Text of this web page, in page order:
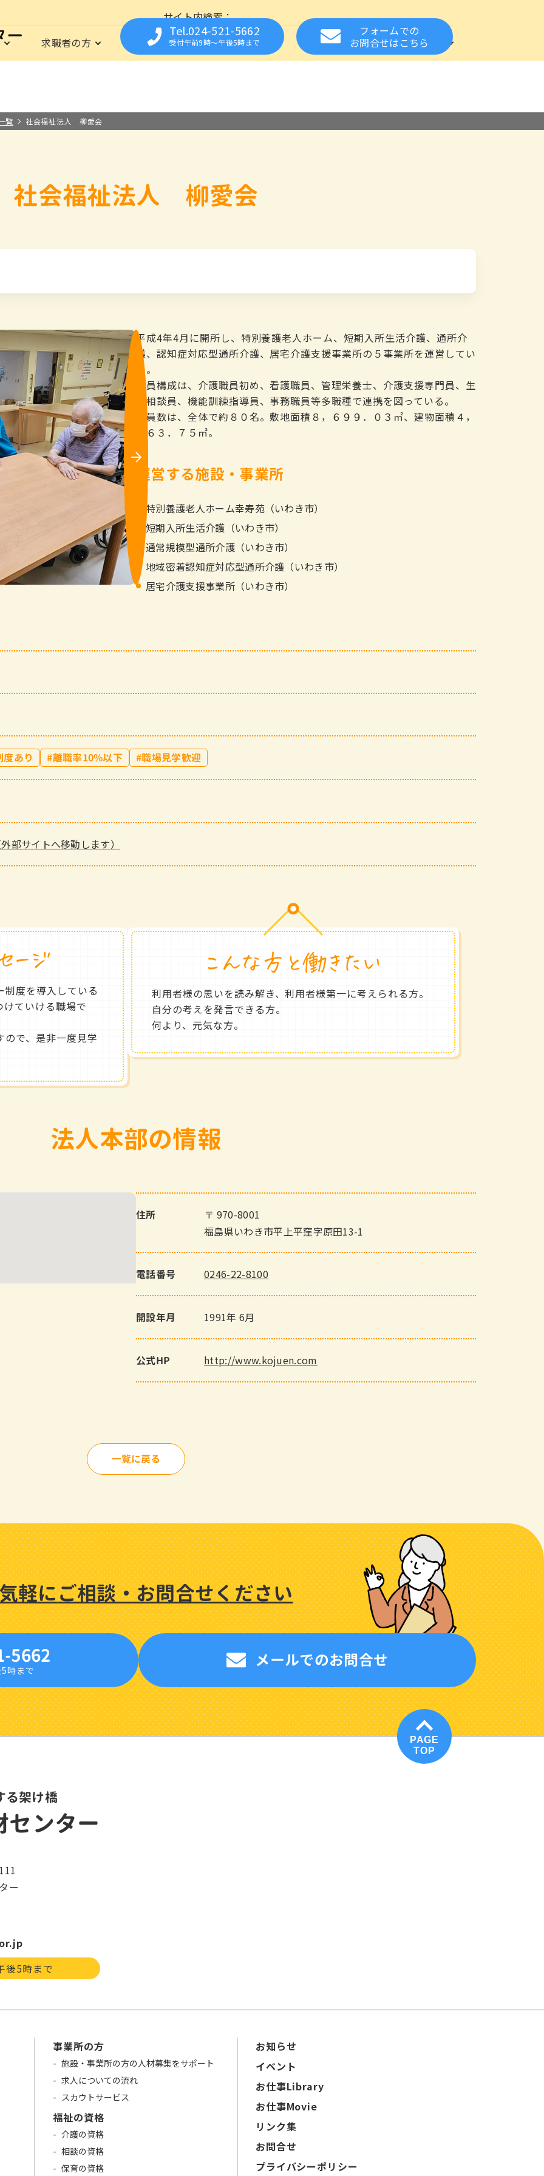
サイト内検索
お取扱い範囲について
求職者の方 福祉の資格 事業所の方 お知らせ 関連サイト
Tel.024-521-5662
受付午前9時〜午後5時まで
フォームでの
お問合せはこちら
覧 社会福祉法人 柳愛会
社会福祉法人 柳愛会
Ne
xt
平成4年4月に開所し、特別養護老人ホーム、短期入所生活介護、通所介
護、認知症対応型通所介護、居宅介護支援事業所の５事業所を運営してい
る。
職員構成は、介護職員初め、看護職員、管理栄養士、介護支援専門員、生
活相談員、機能訓練指導員、事務職員等多職種で連携を図っている。
職員数は、全体で約８０名。敷地面積８，６９９．０３㎡、建物面積４，
１６３．７５㎡。
運営する施設・事業所
特別養護老人ホーム幸寿苑（いわき市）
短期入所生活介護（いわき市）
通常規模型通所介護（いわき市）
地域密着認知症対応型通所介護（いわき市）
居宅介護支援事業所（いわき市）
あり 離職率10%以下 職場見学歓迎
部サイトへ移動します）
度を導入している
ていける職場で
で、是非一度見学
利用者様の思いを読み解き、利用者様第一に考えられる方。
自分の考えを発言できる方。
何より、元気な方。
法人本部の情報
住所
〒 970-8001
福島県いわき市平上平窪字原田13-1
電話番号 0246-22-8100
開設年月 1991年 6月
公式HP http://www.kojuen.com
一覧に戻る
軽にご相談・お問合せください
5662
時まで
メールでのお問合せ
PAGE
TOP
る架け橋
ンター
ー
5時まで
事業所の方
施設・事業所の方の人材募集をサポート
求人についての流れ
スカウトサービス
福祉の資格
介護の資格
相談の資格
保育の資格
お知らせ
イベント
お仕事Library
お仕事Movie
リンク集
お問合せ
プライバシーポリシー